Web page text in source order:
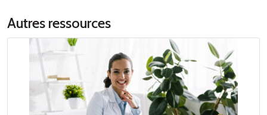
Autres ressources